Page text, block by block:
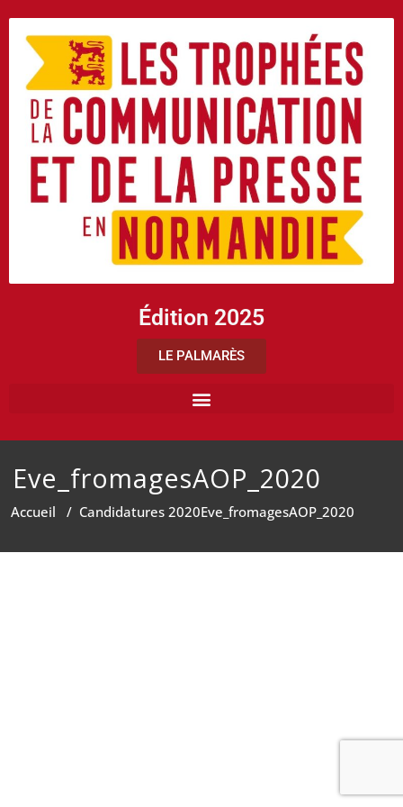
Édition 2025
LE PALMARÈS
Eve_fromagesAOP_2020
Accueil / Candidatures 2020Eve_fromagesAOP_2020